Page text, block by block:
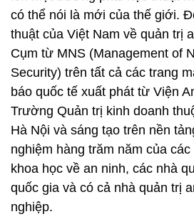
có thể nói là mới của thế giới.
thuật của Việt Nam về quản trị
Cụm từ MNS (Management of
Security) trên tất cả các trang
báo quốc tế xuất phát từ Viện
Trường Quản trị kinh doanh
Hà Nội và sáng tạo trên nền
nghiệm hàng trăm năm của
khoa học về an ninh, các nhà
quốc gia và có cả nhà quản trị
nghiệp.